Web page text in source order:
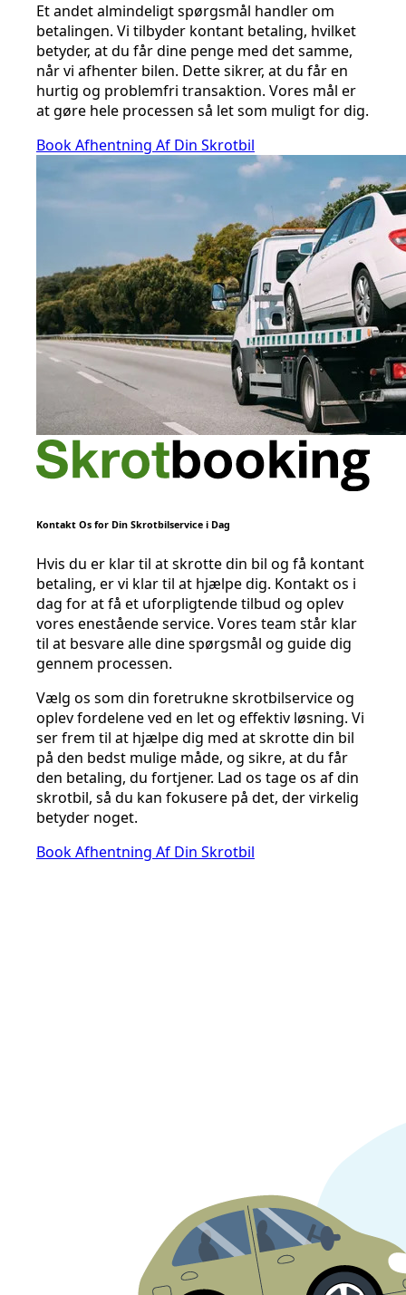
Et andet almindeligt spørgsmål handler om
betalingen. Vi tilbyder kontant betaling, hvilket
betyder, at du får dine penge med det samme,
når vi afhenter bilen. Dette sikrer, at du får en
hurtig og problemfri transaktion. Vores mål er
at gøre hele processen så let som muligt for dig.
Book Afhentning Af Din Skrotbil
Kontakt Os for Din Skrotbilservice i Dag
Hvis du er klar til at skrotte din bil og få kontant
betaling, er vi klar til at hjælpe dig. Kontakt os i
dag for at få et uforpligtende tilbud og oplev
vores enestående service. Vores team står klar
til at besvare alle dine spørgsmål og guide dig
gennem processen.
Vælg os som din foretrukne skrotbilservice og
oplev fordelene ved en let og effektiv løsning. Vi
ser frem til at hjælpe dig med at skrotte din bil
på den bedst mulige måde, og sikre, at du får
den betaling, du fortjener. Lad os tage os af din
skrotbil, så du kan fokusere på det, der virkelig
betyder noget.
Book Afhentning Af Din Skrotbil